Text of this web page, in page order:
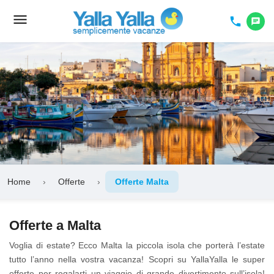
Toggle
menu phone chat
Home › Offerte › Offerte Malta
Offerte a Malta
Voglia di estate? Ecco Malta la piccola isola che porterà l’estate
tutto l’anno nella vostra vacanza! Scopri su YallaYalla le super